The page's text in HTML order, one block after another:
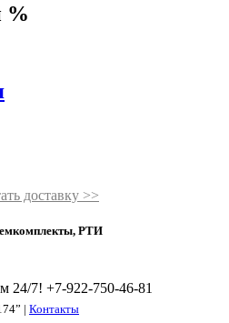
%
доставку >>
РТИ
24/7! +7-922-750-46-81
| Контакты